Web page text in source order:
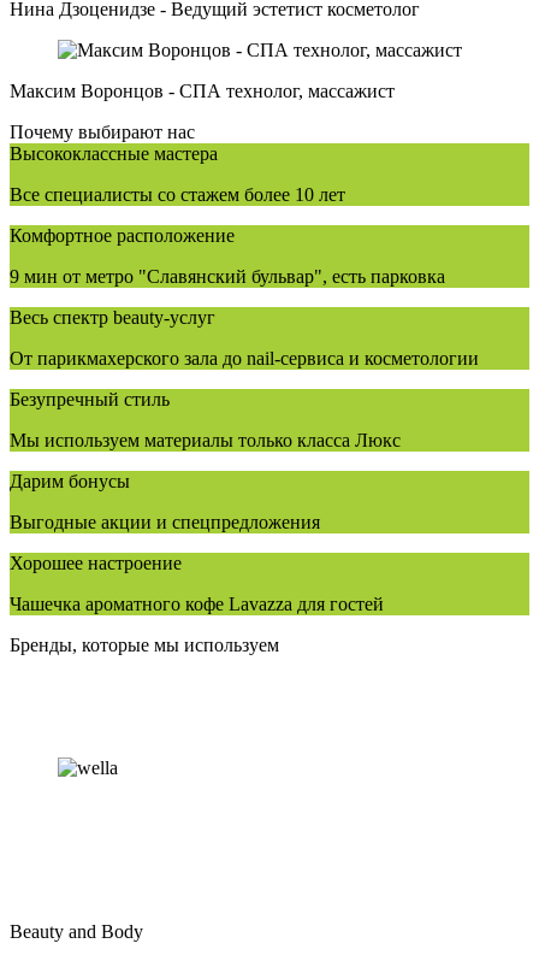
Нина Дзоценидзе - Ведущий эстетист косметолог
Максим Воронцов - СПА технолог, массажист
Почему выбирают нас
Высококлассные мастера
Все специалисты со стажем более 10 лет
Комфортное расположение
9 мин от метро "Славянский бульвар", есть парковка
Весь спектр beauty-услуг
От парикмахерского зала до nail-сервиса и косметологии
Безупречный стиль
Мы используем материалы только класса Люкс
Дарим бонусы
Выгодные акции и спецпредложения
Хорошее настроение
Чашечка ароматного кофе Lavazza для гостей
Бренды, которые мы используем
Beauty and Body